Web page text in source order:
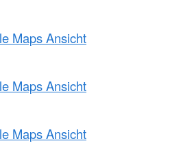
Maps Ansicht
Maps Ansicht
Maps Ansicht